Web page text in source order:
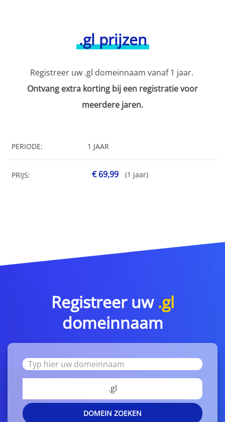
.gl prijzen
Registreer uw .gl domeinnaam vanaf 1 jaar.
Ontvang extra korting bij een registratie voor
meerdere jaren.
PERIODE: 1 JAAR
PRIJS: € 69,99 (1 jaar)
Registreer uw .gl
domeinnaam
.gl
DOMEIN ZOEKEN